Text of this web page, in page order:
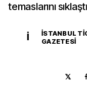
temaslarını
İ
İSTANBUL
GAZETESI